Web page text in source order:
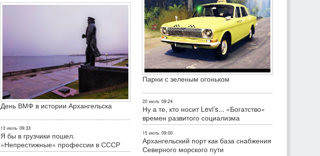
День ВМФ в истории Архангельска
13 июль 09:33
Я бы в грузчики пошел.
«Непрестижные» профессии в СССР
Парни с зеленым огоньком
20 июль 09:24
Ну а те, кто носит Levi’s... «Богатство»
времен развитого социализма
15 июль 09:00
Архангельский порт как база снабжения
Северного морского пути